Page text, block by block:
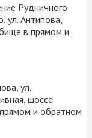
Рудничного
ул. Антипова,
в прямом и
ул.
шоссе
и обратном